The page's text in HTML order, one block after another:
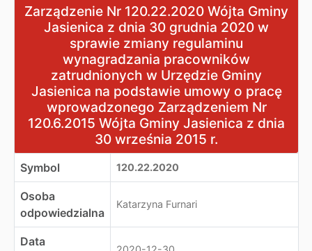
Zarządzenie Nr 120.22.2020 Wójta Gminy Jasienica
Zarządzenie Nr 120.22.2020 Wójta Gminy
Jasienica z dnia 30 grudnia 2020 w
sprawie zmiany regulaminu
wynagradzania pracowników
zatrudnionych w Urzędzie Gminy
Jasienica na podstawie umowy o pracę
wprowadzonego Zarządzeniem Nr
120.6.2015 Wójta Gminy Jasienica z dnia
30 września 2015 r.
Symbol 120.22.2020
Osoba
odpowiedzialna
Katarzyna Furnari
Data